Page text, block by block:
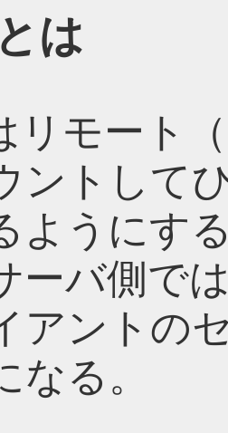
は
リモート
ントして
ようにす
ーバ側で
アントの
る。